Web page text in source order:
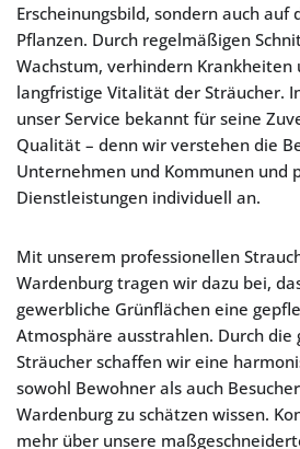
Erscheinungsbild, sondern auch auf
Pflanzen. Durch regelmäßigen
Wachstum, verhindern Krankheiten
langfristige Vitalität der Sträucher.
unser Service bekannt für seine
Qualität – denn wir verstehen die
Unternehmen und Kommunen und
Dienstleistungen individuell an.
Mit unserem professionellen
Wardenburg tragen wir dazu bei,
gewerbliche Grünflächen eine
Atmosphäre ausstrahlen. Durch die
Sträucher schaffen wir eine
sowohl Bewohner als auch
Wardenburg zu schätzen wissen.
mehr über unsere